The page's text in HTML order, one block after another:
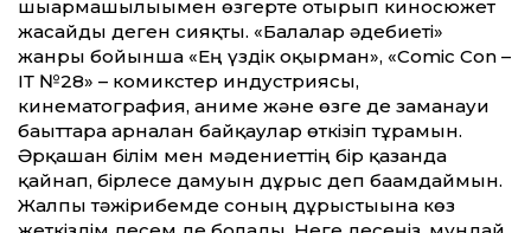
шығармашылығымен өзгерте отырып киносюжет
жасайды деген сияқты. «Балалар әдебиеті»
жанры бойынша «Ең үздік оқырман», «Comic Con –
ІТ №28» – комикстер индустриясы,
кинематография, аниме және өзге де заманауи
бағыт­тарға арналған байқау­лар өткізіп тұрамын.
Әрқашан білім мен мәдениет­тің бір қазанда
қайнап, бірлесе дамуын дұрыс деп бағамдаймын.
Жалпы тәжірибемде соның дұрыстығына көз